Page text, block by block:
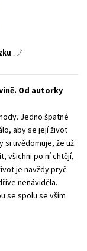
Od autorky
Jedno špatné
aby se její život
si uvědomuje, že už
všichni po ní chtějí,
je navždy pryč.
nenáviděla.
se spolu se vším